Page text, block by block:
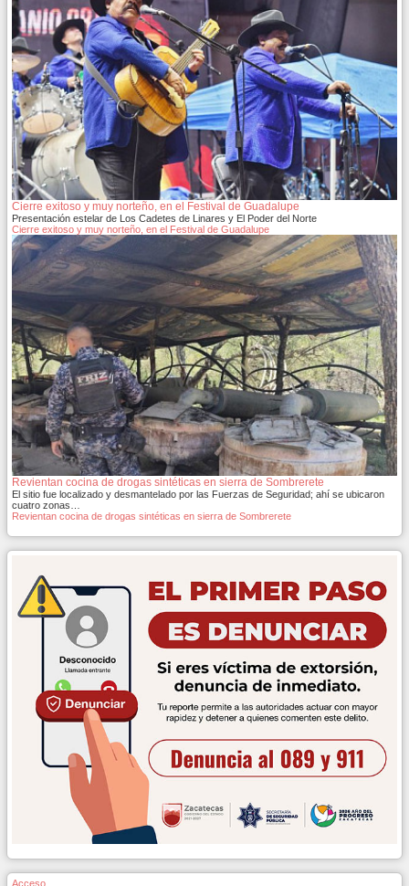
Cierre exitoso y muy norteño, en el Festival de Guadalupe
Presentación estelar de Los Cadetes de Linares y El Poder del Norte
Cierre exitoso y muy norteño, en el Festival de Guadalupe
Revientan cocina de drogas sintéticas en sierra de Sombrerete
El sitio fue localizado y desmantelado por las Fuerzas de Seguridad; ahí se ubicaron
cuatro zonas…
Revientan cocina de drogas sintéticas en sierra de Sombrerete
Acceso